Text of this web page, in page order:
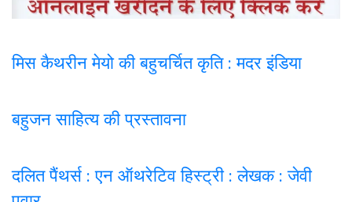
मिस कैथरीन मेयो की बहुचर्चित कृति : मदर इंडिया
बहुजन साहित्य की प्रस्तावना
दलित पैंथर्स : एन ऑथरेटिव हिस्ट्री : लेखक : जेवी